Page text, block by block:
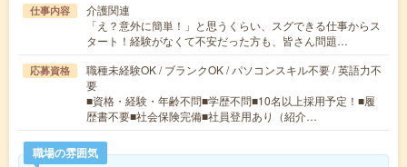
仕事内容
介護関連
「え？意外に簡単！」と思うくらい、スグできる仕事からス
タート！経験がなくて不安だった方も、皆さん問題…
応募資格
職種未経験OK / ブランクOK / パソコンスキル不要 / 英語力不
要
■資格・経験・年齢不問■学歴不問■10名以上採用予定！■履
歴書不要■社会保険完備■社員登用あり（紹介…
職場の雰囲気